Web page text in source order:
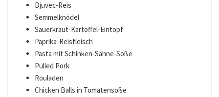
Djuvec-Reis
Semmelknödel
Sauerkraut-Kartoffel-Eintopf
Paprika-Reisfleisch
Pasta mit Schinken-Sahne-Soße
Pulled Pork
Rouladen
Chicken Balls in Tomatensoße